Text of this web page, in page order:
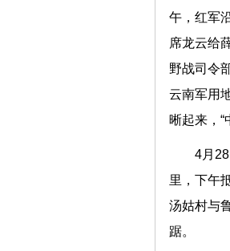
午，红军
席龙云给
野战司令
云南军用
晰起来，“
4月
里，下午
汤姑村与
踞。